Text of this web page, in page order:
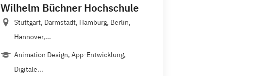
Wilhelm Büchner Hochschule
Stuttgart, Darmstadt, Hamburg, Berlin,
Hannover,...
Animation Design, App-Entwicklung,
Digitale...